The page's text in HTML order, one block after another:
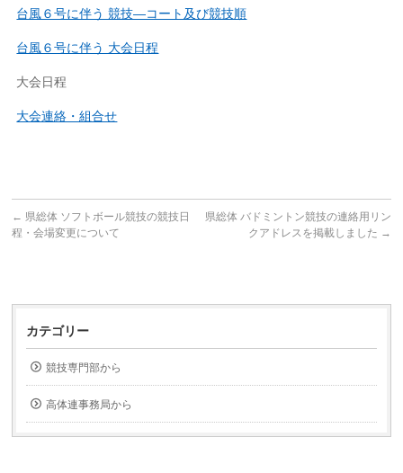
台風６号に伴う 競技―コート及び競技順
台風６号に伴う 大会日程
大会日程
大会連絡・組合せ
← 県総体 ソフトボール競技の競技日
程・会場変更について
県総体 バドミントン競技の連絡用リン
クアドレスを掲載しました →
カテゴリー
競技専門部から
高体連事務局から